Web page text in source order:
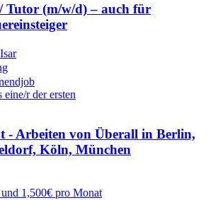
Tutor (m/w/d) – auch für
r der ersten
- Arbeiten von Überall in Berlin,
Köln, München
1,500€ pro Monat